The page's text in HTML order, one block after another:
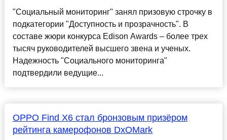
"Социальный мониторинг" занял призовую строчку в
подкатегории "Доступность и прозрачность". В
составе жюри конкурса Edison Awards – более трех
тысяч руководителей высшего звена и ученых.
Надежность "Социального мониторинга"
подтвердили ведущие...
OPPO Find X6 стал бронзовым призёром
рейтинга камерофонов DxOMark